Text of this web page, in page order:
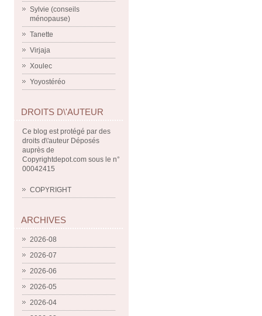
Sylvie (conseils
ménopause)
Tanette
Virjaja
Xoulec
Yoyostéréo
DROITS D\'AUTEUR
Ce blog est protégé par des
droits d\'auteur Déposés
auprès de
Copyrightdepot.com sous le n°
00042415
COPYRIGHT
ARCHIVES
2026-08
2026-07
2026-06
2026-05
2026-04